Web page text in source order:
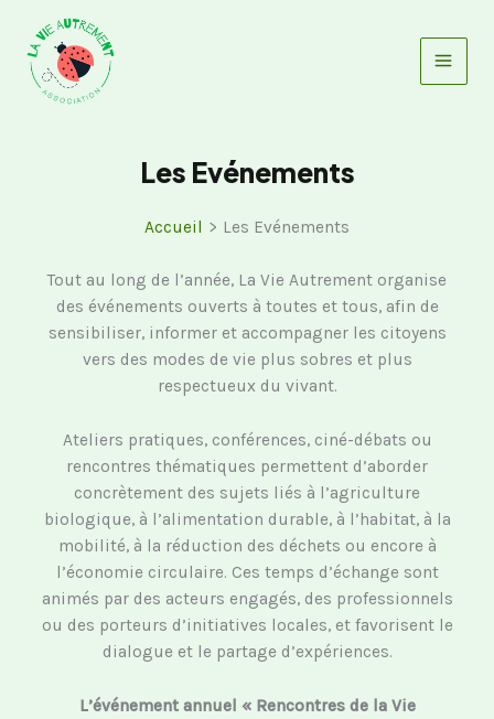
contenu
Les Evénements
Accueil Les Evénements
Tout au long de l’année, La Vie Autrement organise
des événements ouverts à toutes et tous, afin de
sensibiliser, informer et accompagner les citoyens
vers des modes de vie plus sobres et plus
respectueux du vivant.
Ateliers pratiques, conférences, ciné-débats ou
rencontres thématiques permettent d’aborder
concrètement des sujets liés à l’agriculture
biologique, à l’alimentation durable, à l’habitat, à la
mobilité, à la réduction des déchets ou encore à
l’économie circulaire. Ces temps d’échange sont
animés par des acteurs engagés, des professionnels
ou des porteurs d’initiatives locales, et favorisent le
dialogue et le partage d’expériences.
L’événement annuel « Rencontres de la Vie